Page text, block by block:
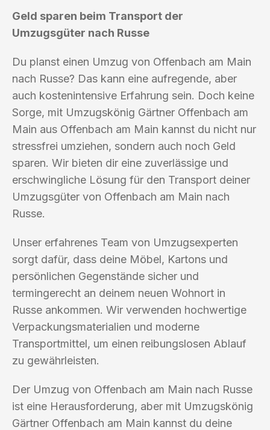
Geld sparen beim Transport der
Umzugsgüter nach Russe
Du planst einen Umzug von Offenbach am Main
nach Russe? Das kann eine aufregende, aber
auch kostenintensive Erfahrung sein. Doch keine
Sorge, mit Umzugskönig Gärtner Offenbach am
Main aus Offenbach am Main kannst du nicht nur
stressfrei umziehen, sondern auch noch Geld
sparen. Wir bieten dir eine zuverlässige und
erschwingliche Lösung für den Transport deiner
Umzugsgüter von Offenbach am Main nach
Russe.
Unser erfahrenes Team von Umzugsexperten
sorgt dafür, dass deine Möbel, Kartons und
persönlichen Gegenstände sicher und
termingerecht an deinem neuen Wohnort in
Russe ankommen. Wir verwenden hochwertige
Verpackungsmaterialien und moderne
Transportmittel, um einen reibungslosen Ablauf
zu gewährleisten.
Der Umzug von Offenbach am Main nach Russe
ist eine Herausforderung, aber mit Umzugskönig
Gärtner Offenbach am Main kannst du deine